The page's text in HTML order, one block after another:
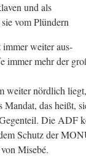
und als
vom Plündern
immer weiter aus­
immer mehr der
nörd­lich
das heißt,
Die ADF
Schutz der
Misebé.